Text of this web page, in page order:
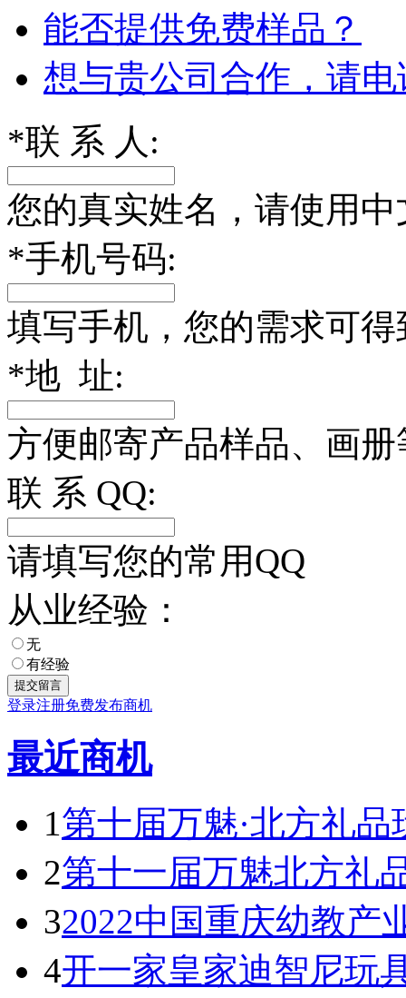
能否提供免费样品？
想与贵公司合作，请
*联 系 人:
您的真实姓名，请使用中
*手机号码:
填写手机，您的需求可
*地 址:
方便邮寄产品样品、画
联 系 QQ:
请填写您的常用QQ
从业经验：
无
有经验
登录注册免费发布商机
最近商机
1第十届万魅·北方礼
2第十一届万魅北方礼
32022中国重庆幼教产
4开一家皇家迪智尼玩